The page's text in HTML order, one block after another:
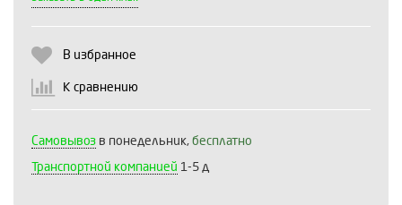
В избранное
К сравнению
Самовывоз в понедельник, бесплатно
Транспортной компанией 1-5 д